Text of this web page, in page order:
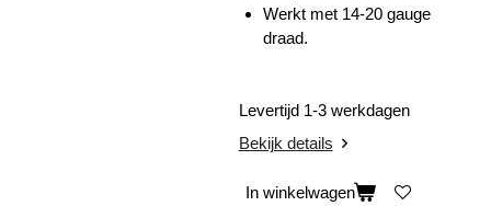
Werkt met 14-20 gauge
draad.
Levertijd 1-3 werkdagen
Bekijk details
In winkelwagen